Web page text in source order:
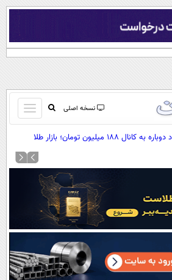
نسخه اصلی
باز
و
کردن
صفحه اول
آرشیو
نظرسنجی
آب و هوا
اوقات شرعی
سواد زندگی
سکه در آستانه ورود دوباره به کانال ۱۸۸ میلیون تومان؛ بازار طلا